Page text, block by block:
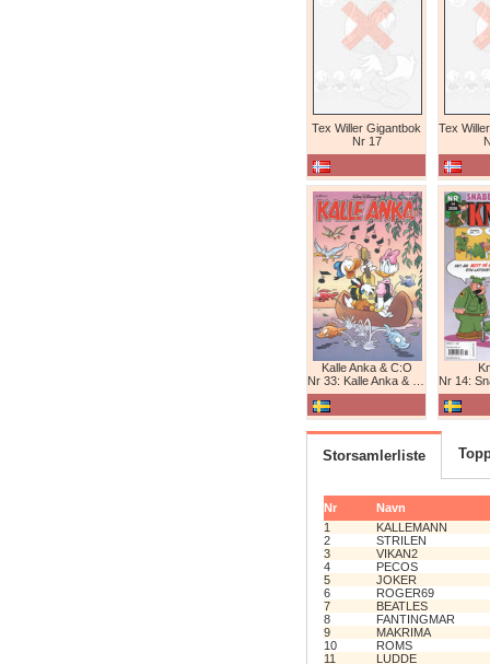
Tex Willer Gigantbok
Nr 17
Kalle Anka & C:O
Nr 33: Kalle Anka & C:O
Nr 14:
Storsamlerliste
Nr
Navn
1
KALLEMANN
2
STRILEN
3
VIKAN2
4
PECOS
5
JOKER
6
ROGER69
7
BEATLES
8
FANTINGMAR
9
MAKRIMA
10
ROMS
11
LUDDE